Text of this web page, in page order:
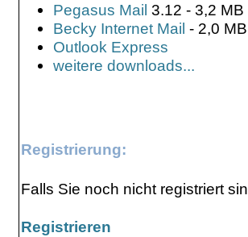
Pegasus Mail 3.12 - 3,2 MB
Becky Internet Mail - 2,0 MB
Outlook Express
weitere downloads...
Registrierung:
Falls Sie noch nicht registriert
Registrieren